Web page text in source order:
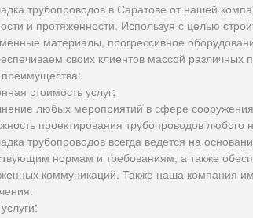
трубопроводов в Саратове от нашей
и протяженности. Используя с целью
материалы, прогрессивное
своих клиентов массой различных
стоимость услуг;
любых мероприятий в сфере
проектирования трубопроводов любого
трубопроводов всегда ведется на
нормам и требованиям, а также
коммуникаций. Также наша компания